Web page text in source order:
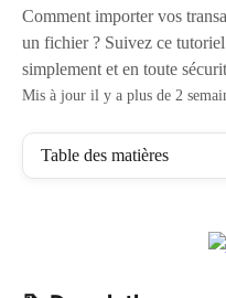
Comment importer vos
un fichier ? Suivez ce
simplement et en toute
Mis à jour il y a plus de 2
Table des matières